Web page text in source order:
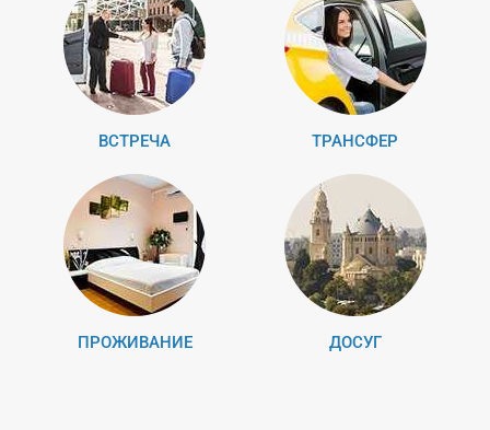
ВСТРЕЧА ТРАНСФЕР
ПРОЖИВАНИЕ ДОСУГ